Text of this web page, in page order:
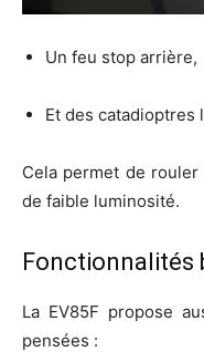
Un feu stop arrière,
Et des catadioptres
Cela permet de
de faible luminosité.
Fonctionnalités
La EV85F propose
pensées :